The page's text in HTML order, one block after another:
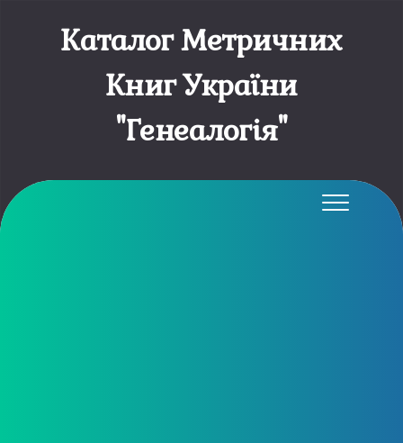
Каталог Метричних
Книг України
"Генеалогія"